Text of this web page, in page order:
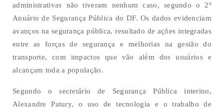
administrativas não tiveram nenhum caso, segundo o 2º
Anuário de Segurança Pública do DF. Os dados evidenciam
avanços na segurança pública, resultado de ações integradas
entre as forças de segurança e melhorias na gestão do
transporte, com impactos que vão além dos usuários e
alcançam toda a população.
Segundo o secretário de Segurança Pública interino,
Alexandre Patury, o uso de tecnologia e o trabalho de